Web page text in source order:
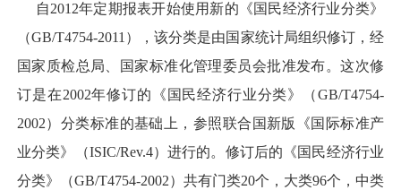
自2012年定期报表开始使用新的《国民经济行业分类》
（GB/T4754-2011），该分类是由国家统计局组织修订，经
国家质检总局、国家标准化管理委员会批准发布。这次修
订是在2002年修订的《国民经济行业分类》（GB/T4754-
2002）分类标准的基础上，参照联合国新版《国际标准产
业分类》（ISIC/Rev.4）进行的。修订后的《国民经济行业
分类》（GB/T4754-2002）共有门类20个，大类96个，中类